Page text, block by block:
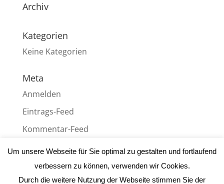
Archiv
Kategorien
Keine Kategorien
Meta
Anmelden
Eintrags-Feed
Kommentar-Feed
WordPress.org
Um unsere Webseite für Sie optimal zu gestalten und fortlaufend
verbessern zu können, verwenden wir Cookies.
Durch die weitere Nutzung der Webseite stimmen Sie der